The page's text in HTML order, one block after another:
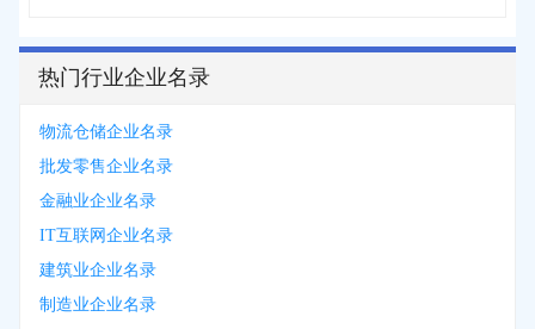
热门行业企业名录
物流仓储企业名录
批发零售企业名录
金融业企业名录
IT互联网企业名录
建筑业企业名录
制造业企业名录